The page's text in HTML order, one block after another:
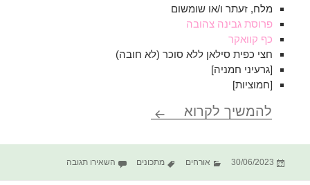
מלח, זעתר ו/או שומשום
פרוסת גבינה צהובה
כף קוואקר
חצי כפית סילאן ללא סוכר (לא חובה)
[גרעיני חמניה]
[חמוציות]
להמשיך לקרוא פיתה טחינה ביצה
פורסם
30/06/2023 קטגוריות
אורחים תגיות
מתכונים השאירו תגובה